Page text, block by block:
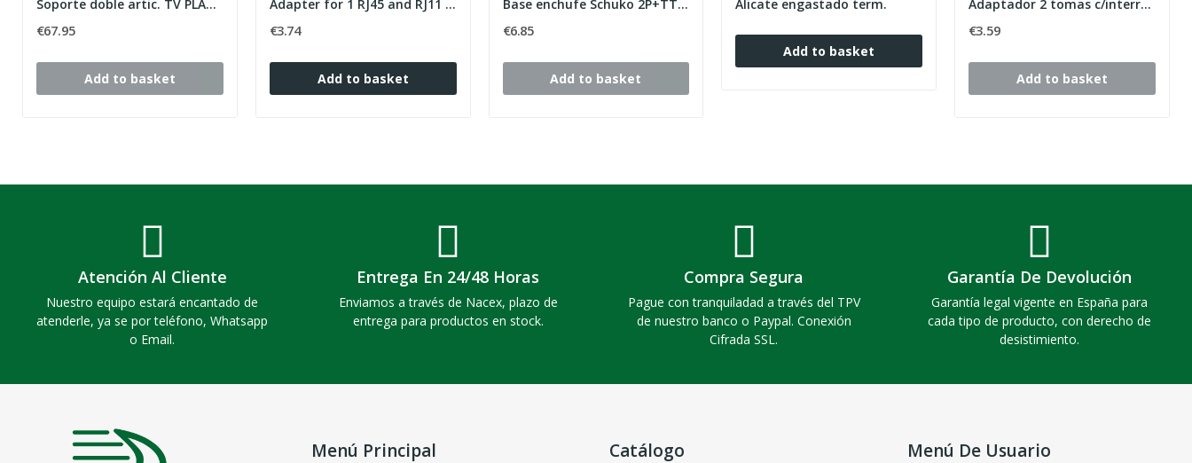
Soporte doble artic. TV PLANA 23" a 42"
€67.95
Add to basket
Adapter for 1 RJ45 and RJ11 connector (AMP,...
€3.74
Add to basket
Base enchufe Schuko 2P+TT Plata Zenit
€6.85
Add to basket
Alicate engastado term.
Add to basket
Adaptador 2 tomas c/interruptor 16A/250V
€3.59
Add to basket
Atención Al Cliente
Nuestro equipo estará encantado de
atenderle, ya se por teléfono, Whatsapp
o Email.
Entrega En 24/48 Horas
Enviamos a través de Nacex, plazo de
entrega para productos en stock.
Compra Segura
Pague con tranquiladad a través del TPV
de nuestro banco o Paypal. Conexión
Cifrada SSL.
Garantía De Devolución
Garantía legal vigente en España para
cada tipo de producto, con derecho de
desistimiento.
Menú Principal Catálogo Menú De Usuario